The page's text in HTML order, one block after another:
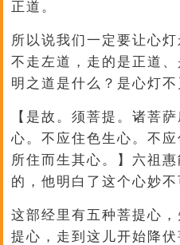
正道。
所以说我们一定要让心
不走左道，走的是正道
明之道是什么？是心灯不
【是故。须菩提。诸菩
心。不应住色生心。不
所住而生其心。】六祖
的，他明白了这个心妙不
这部经里有五种菩提心
提心，走到这儿开始降